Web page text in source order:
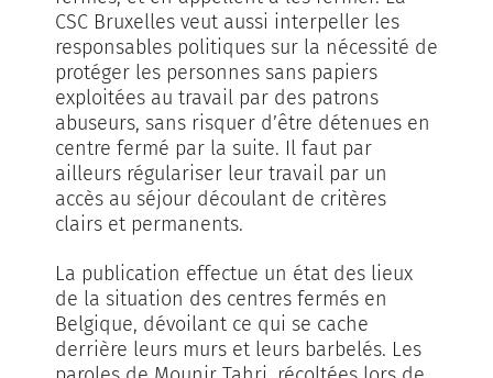
CSC Bruxelles veut aussi interpeller les
responsables politiques sur la nécessité de
protéger les personnes sans papiers
exploitées au travail par des patrons
abuseurs, sans risquer d’être détenues en
centre fermé par la suite. Il faut par
ailleurs régulariser leur travail par un
accès au séjour découlant de critères
clairs et permanents.
La publication effectue un état des lieux
de la situation des centres fermés en
Belgique, dévoilant ce qui se cache
derrière leurs murs et leurs barbelés. Les